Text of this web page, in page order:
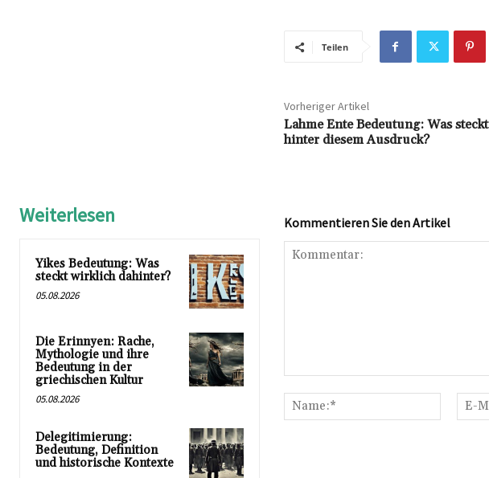
Teilen
Vorheriger Artikel
Lahme Ente Bedeutung: Was steckt
hinter diesem Ausdruck?
Weiterlesen
Yikes Bedeutung: Was
steckt wirklich dahinter?
05.08.2026
Die Erinnyen: Rache,
Mythologie und ihre
Bedeutung in der
griechischen Kultur
05.08.2026
Delegitimierung:
Bedeutung, Definition
und historische Kontexte
Kommentieren Sie den Artikel
Name:*